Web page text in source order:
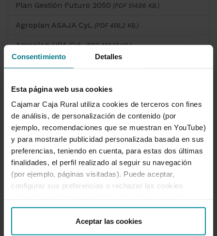
Consentimiento Detalles
Esta página web usa cookies
Cajamar Caja Rural utiliza cookies de terceros con fines
de análisis, de personalización de contenido (por
ejemplo, recomendaciones que se muestran en YouTube)
y para mostrarle publicidad personalizada basada en sus
preferencias, teniendo en cuenta, para estas dos últimas
finalidades, el perfil realizado al seguir su navegación
(por ejemplo, páginas visitadas). Puede aceptar,
configurar sus preferencias o rechazar las cookies
“Detalles”. También puede obtener más información, así
como cambiar el consentimiento en cualquier momento
desde nuestraPolítica de Cookies.
Aceptar las cookies
Plan Gestión Futuro 2050 (PDF 514,66 KB.)
Agroplan ASAJA CyL (PDF 456,2 KB.)
Agroplan UPA CyL(PDF 456,17 KB.)
Te ayudamos
Oficinas y cajeros
Desbloqueo banca online
950 18 33 13